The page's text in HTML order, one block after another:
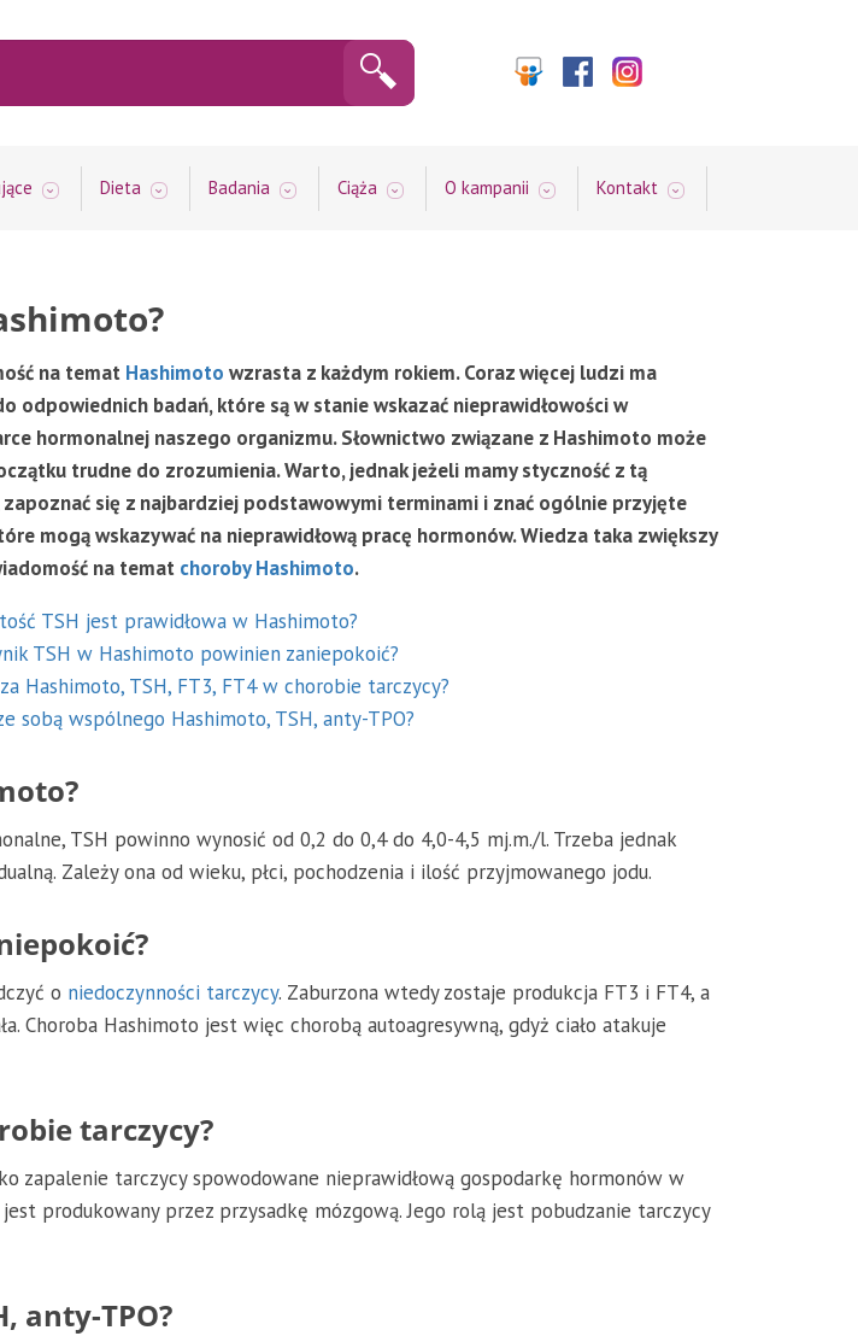
Dieta Badania Ciąża O kampanii Kontakt
na temat Hashimoto wzrasta z każdym rokiem. Coraz więcej ludzi ma
odpowiednich badań, które są w stanie wskazać nieprawidłowości w
hormonalnej naszego organizmu. Słownictwo związane z Hashimoto może
trudne do zrozumienia. Warto, jednak jeżeli mamy styczność z tą
zapoznać się z najbardziej podstawowymi terminami i znać ogólnie przyjęte
mogą wskazywać na nieprawidłową pracę hormonów. Wiedza taka zwiększy
na temat choroby Hashimoto.
TSH jest prawidłowa w Hashimoto?
TSH w Hashimoto powinien zaniepokoić?
Hashimoto, TSH, FT3, FT4 w chorobie tarczycy?
sobą wspólnego Hashimoto, TSH, anty-TPO?
TSH powinno wynosić od 0,2 do 0,4 do 4,0-4,5 mj.m./l. Trzeba jednak
Zależy ona od wieku, płci, pochodzenia i ilość przyjmowanego jodu.
o niedoczynności tarczycy. Zaburzona wtedy zostaje produkcja FT3 i FT4, a
Choroba Hashimoto jest więc chorobą autoagresywną, gdyż ciało atakuje
tarczycy?
zapalenie tarczycy spowodowane nieprawidłową gospodarkę hormonów w
produkowany przez przysadkę mózgową. Jego rolą jest pobudzanie tarczycy
anty-TPO?